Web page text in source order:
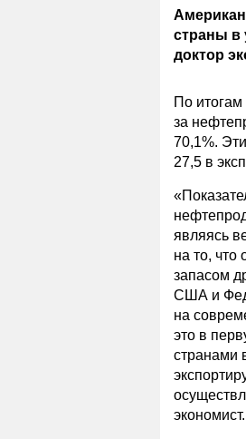
страны в
доктор
По итогам
за
70,1%.
27,5 в
являясь
на то, что
запасом
США и
на
это в
странами
экономист.